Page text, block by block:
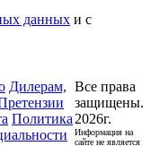
данных и с
Дилерам,
Политика
Все права
защищены.
2026г.
Информация на
сайте не является